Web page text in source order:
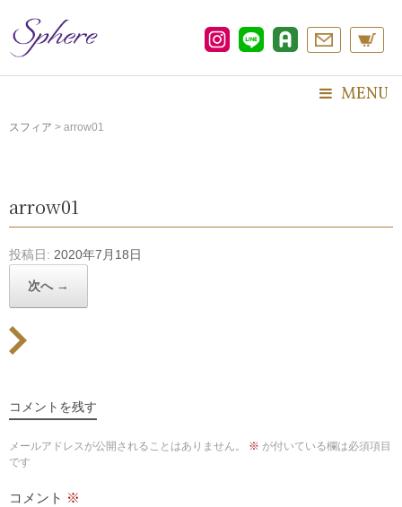
テ
ス
MENU
スフィア > arrow01
arrow01
投稿日: 2020年7月18日
次へ →
コメントを残す
メールアドレスが公開されることはありません。 ※ が付いている欄は必須項目
です
コメント ※